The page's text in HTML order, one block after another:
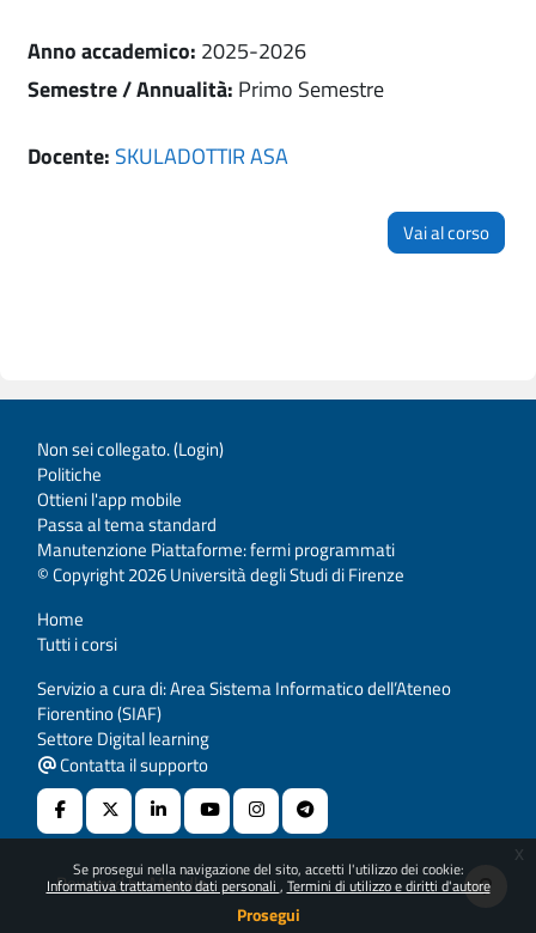
Se prosegui nella navigazione del sito, accetti l'utilizzo dei cookie:
Informativa trattamento dati personali Termini di utilizzo e diritti d'autore
Prosegui
x
Anno accademico: 2025-2026
Semestre / Annualità: Primo Semestre
Docente: SKULADOTTIR ASA
Vai al corso
Non sei collegato. (Login)
Politiche
Ottieni l'app mobile
Passa al tema standard
Manutenzione Piattaforme: fermi programmati
© Copyright 2026 Università degli Studi di Firenze
Home
Tutti i corsi
Servizio a cura di: Area Sistema Informatico dell’Ateneo
Fiorentino (SIAF)
Settore Digital learning
Contatta il supporto
Powered byMoodle